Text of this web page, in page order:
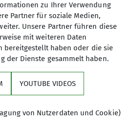
zu Ihrer Verwendung
Partner für soziale Medien,
Unsere Partner führen diese
mit weiteren Daten
bereitgestellt haben oder die sie
der Dienste gesammelt haben.
YOUTUBE VIDEOS
von Nutzerdaten und Cookie)